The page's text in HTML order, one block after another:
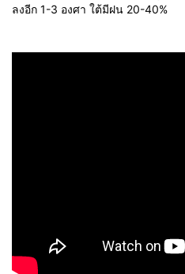
ลงอีก 1-3 องศา ใต้มีฝน 20-40%